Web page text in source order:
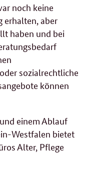
noch keine
erhalten, aber
haben und bei
sozialrechtliche
können
einem Ablauf
Westfalen bietet
Alter, Pflege